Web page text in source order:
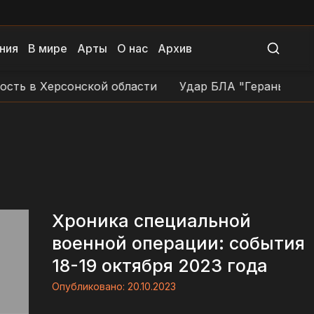
В мире Арты О нас Архив
в Херсонской области Удар БЛА "Герань-4" по
Хроника специальной
военной операции: события
18-19 октября 2023 года
Опубликовано: 20.10.2023